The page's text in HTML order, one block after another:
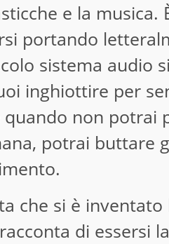
e la
portando
sistema audio
inghiottire per
quando non potrai
potrai buttare
che si è
di essersi